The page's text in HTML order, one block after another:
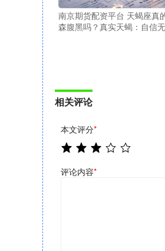
南京期货配资平台 天蝎座真
森腹黑吗？真实天蝎：自信
相关评论
本文评分*
评论内容*